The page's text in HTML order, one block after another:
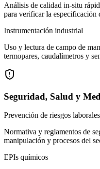
Análisis de calidad in-situ
para verificar la especificación
Instrumentación industrial
Uso y lectura de campo de
termopares, caudalímetros y
Seguridad, Salud y
Prevención de riesgos laborales
Normativa y reglamentos de
manipulación y procesos del
EPIs químicos